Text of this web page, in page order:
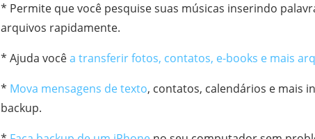
* Permite que você pesquise suas músicas inserindo
arquivos rapidamente.
* Ajuda vocêa transferir fotos, contatos, e-books e mais
* Mova mensagens de texto, contatos, calendários e mais
backup.